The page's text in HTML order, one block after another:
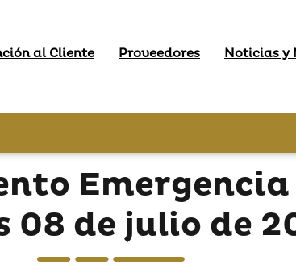
al Cliente Proveedores Noticias y
08 de julio de